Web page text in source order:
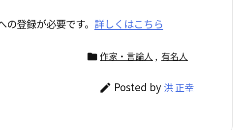
登録が必要です。 詳しくはこちら
 作家・言論人 , 有名人
 Posted by 洪 正幸